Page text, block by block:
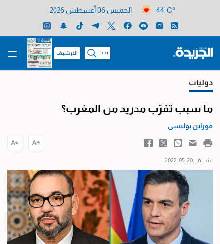
44 C° الخميس 06 أغسطس 2026
بحث الارشيف
دوليات
ما سبب تقرّب مدريد من المغرب؟
فوراين بوليسي
نشر في 20-05-2022